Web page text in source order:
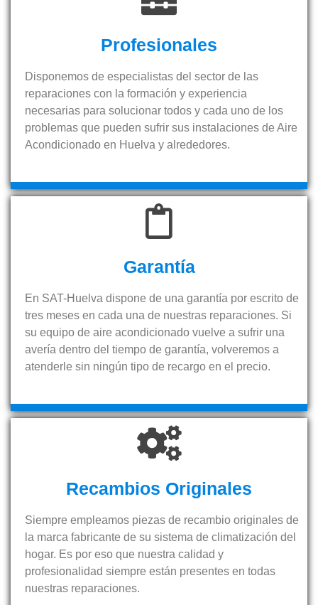
Profesionales
Disponemos de especialistas del sector de las
reparaciones con la formación y experiencia
necesarias para solucionar todos y cada uno de los
problemas que pueden sufrir sus instalaciones de Aire
Acondicionado en Huelva y alrededores.
Garantía
En SAT-Huelva dispone de una garantía por escrito de
tres meses en cada una de nuestras reparaciones. Si
su equipo de aire acondicionado vuelve a sufrir una
avería dentro del tiempo de garantía, volveremos a
atenderle sin ningún tipo de recargo en el precio.
Recambios Originales
Siempre empleamos piezas de recambio originales de
la marca fabricante de su sistema de climatización del
hogar. Es por eso que nuestra calidad y
profesionalidad siempre están presentes en todas
nuestras reparaciones.